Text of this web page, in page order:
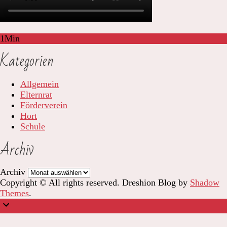
1Min
Kategorien
Allgemein
Elternrat
Förderverein
Hort
Schule
Archiv
Archiv
Copyright © All rights reserved. Dreshion Blog by Shadow
Themes.